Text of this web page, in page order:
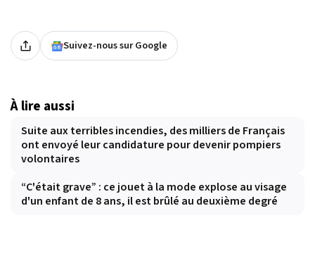
Suivez-nous sur Google
À lire aussi
Suite aux terribles incendies, des milliers de Français
ont envoyé leur candidature pour devenir pompiers
volontaires
“C'était grave” : ce jouet à la mode explose au visage
d'un enfant de 8 ans, il est brûlé au deuxième degré